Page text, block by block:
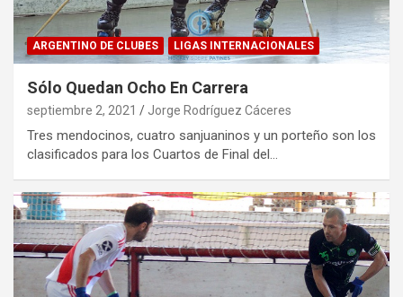
ARGENTINO DE CLUBES LIGAS INTERNACIONALES
Sólo Quedan Ocho En Carrera
septiembre 2, 2021 Jorge Rodríguez Cáceres
Tres mendocinos, cuatro sanjuaninos y un porteño son los
clasificados para los Cuartos de Final del…